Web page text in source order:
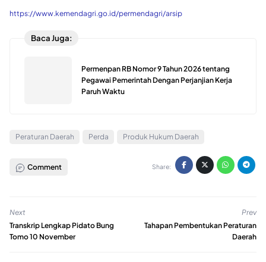
https://www.kemendagri.go.id/permendagri/arsip
Baca Juga:
Permenpan RB Nomor 9 Tahun 2026 tentang
Pegawai Pemerintah Dengan Perjanjian Kerja
Paruh Waktu
Peraturan Daerah Perda Produk Hukum Daerah
Comment Share:
Next
Transkrip Lengkap Pidato Bung
Tomo 10 November
Prev
Tahapan Pembentukan Peraturan
Daerah